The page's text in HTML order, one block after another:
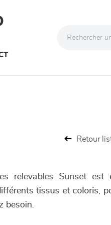
Retour
relevables Sunset est
tissus et coloris,
besoin.